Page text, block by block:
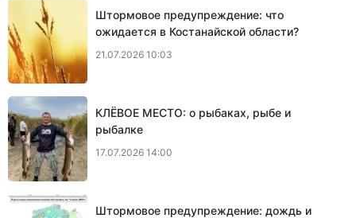
Штормовое предупреждение: что
ожидается в Костанайской области?
21.07.2026 10:03
КЛЁВОЕ МЕСТО: о рыбаках, рыбе и
рыбалке
17.07.2026 14:00
Штормовое предупреждение: дождь и